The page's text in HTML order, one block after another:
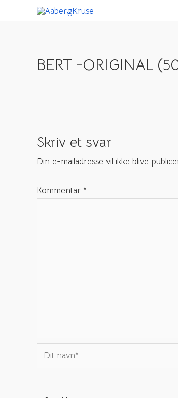
BERT -ORIGINAL
Skriv et svar
Din e-mailadresse vil ikke blive
Kommentar *
Dit
navn*